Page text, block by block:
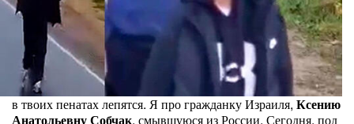
в твоих пенатах лепятся. Я про гражданку Израиля, Ксению
Анатольевну Собчак, смывшуюся из России. Сегодня, под